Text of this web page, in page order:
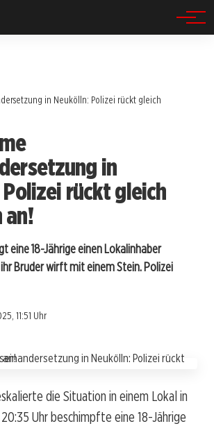
in Neukölln: Polizei rückt gleich
in
rückt gleich
an!
eine 18-Jährige einen Lokalinhaber
Bruder wirft mit einem Stein. Polizei
11:51 Uhr
die Situation in einem Lokal in
Uhr beschimpfte eine 18-Jährige